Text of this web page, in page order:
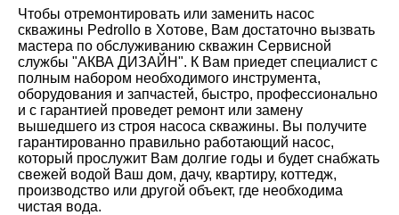
Чтобы отремонтировать или заменить насос
скважины Pedrollo в Хотове, Вам достаточно вызвать
мастера по обслуживанию скважин Сервисной
службы "АКВА ДИЗАЙН". К Вам приедет специалист с
полным набором необходимого инструмента,
оборудования и запчастей, быстро, профессионально
и с гарантией проведет ремонт или замену
вышедшего из строя насоса скважины. Вы получите
гарантированно правильно работающий насос,
который прослужит Вам долгие годы и будет снабжать
свежей водой Ваш дом, дачу, квартиру, коттедж,
производство или другой объект, где необходима
чистая вода.